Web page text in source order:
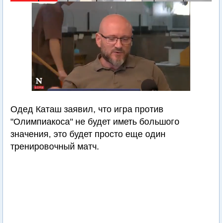
Одед Каташ заявил, что игра против
"Олимпиакоса" не будет иметь большого
значения, это будет просто еще один
тренировочный матч.